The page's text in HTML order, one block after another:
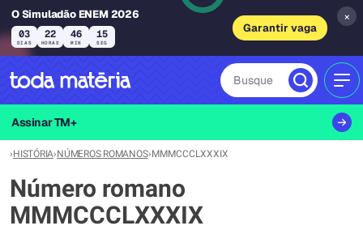
O Simuladão ENEM 2026
03
DIAS
22
HORAS
46
MIN
15
SEG
Garantir vaga
×
Busque
Assinar TM+
›HISTÓRIA›NÚMEROS ROMANOS›MMMCCCLXXXIX
Número romano
MMMCCCLXXXIX